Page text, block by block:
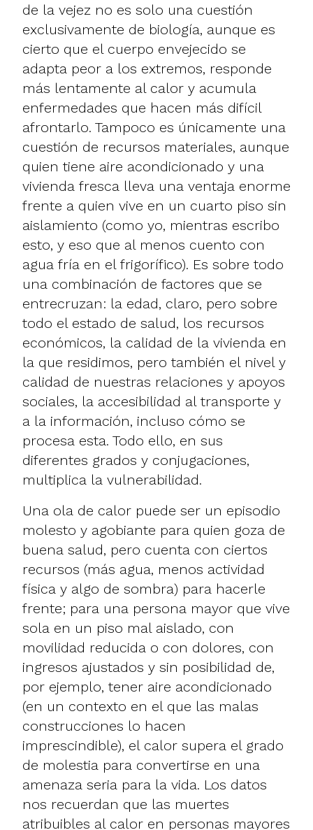
de la vejez no es solo una cuestión
exclusivamente de biología, aunque es
cierto que el cuerpo envejecido se
adapta peor a los extremos, responde
más lentamente al calor y acumula
enfermedades que hacen más difícil
afrontarlo. Tampoco es únicamente una
cuestión de recursos materiales, aunque
quien tiene aire acondicionado y una
vivienda fresca lleva una ventaja enorme
frente a quien vive en un cuarto piso sin
aislamiento (como yo, mientras escribo
esto, y eso que al menos cuento con
agua fría en el frigorífico). Es sobre todo
una combinación de factores que se
entrecruzan: la edad, claro, pero sobre
todo el estado de salud, los recursos
económicos, la calidad de la vivienda en
la que residimos, pero también el nivel y
calidad de nuestras relaciones y apoyos
sociales, la accesibilidad al transporte y
a la información, incluso cómo se
procesa esta. Todo ello, en sus
diferentes grados y conjugaciones,
multiplica la vulnerabilidad.
Una ola de calor puede ser un episodio
molesto y agobiante para quien goza de
buena salud, pero cuenta con ciertos
recursos (más agua, menos actividad
física y algo de sombra) para hacerle
frente; para una persona mayor que vive
sola en un piso mal aislado, con
movilidad reducida o con dolores, con
ingresos ajustados y sin posibilidad de,
por ejemplo, tener aire acondicionado
(en un contexto en el que las malas
construcciones lo hacen
imprescindible), el calor supera el grado
de molestia para convertirse en una
amenaza seria para la vida. Los datos
nos recuerdan que las muertes
atribuibles al calor en personas mayores